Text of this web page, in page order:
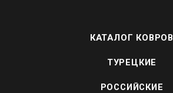
КАТАЛОГ КОВРОВ
ТУРЕЦКИЕ
РОССИЙСКИЕ